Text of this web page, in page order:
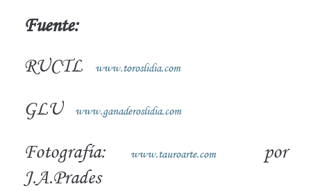
Fuente:
RUCTL
www.toroslidia.com
GLU www.ganaderoslidia.com
Fotografía: www.tauroarte.com
por
J.A.Prades